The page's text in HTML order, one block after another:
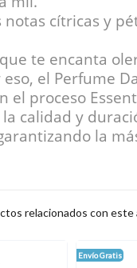
notas cítricas y
te encanta
eso, el Perfume
el proceso
calidad y
la
relacionados con este
Envío Gratis